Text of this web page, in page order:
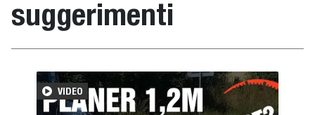
suggerimenti
VIDEO